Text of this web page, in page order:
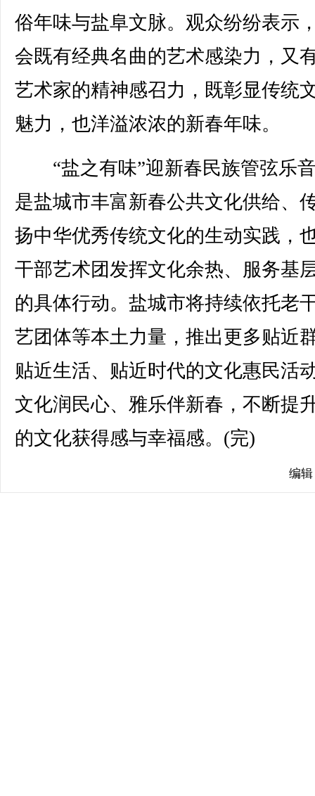
俗年味与盐阜文脉。观众纷纷表示
会既有经典名曲的艺术感染力，又
艺术家的精神感召力，既彰显传统
魅力，也洋溢浓浓的新春年味。
“盐之有味”迎新春民族管弦乐
是盐城市丰富新春公共文化供给、
扬中华优秀传统文化的生动实践，
干部艺术团发挥文化余热、服务基
的具体行动。盐城市将持续依托老
艺团体等本土力量，推出更多贴近
贴近生活、贴近时代的文化惠民活
文化润民心、雅乐伴新春，不断提
的文化获得感与幸福感。(完)
编